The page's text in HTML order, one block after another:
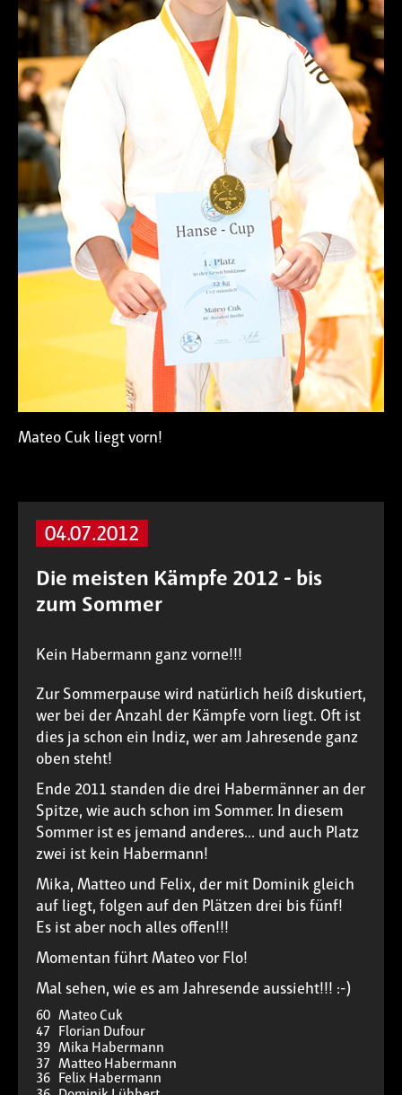
Mateo Cuk liegt vorn!
04.07.2012
Die meisten Kämpfe 2012 - bis
zum Sommer
Kein Habermann ganz vorne!!!
Zur Sommerpause wird natürlich heiß diskutiert,
wer bei der Anzahl der Kämpfe vorn liegt. Oft ist
dies ja schon ein Indiz, wer am Jahresende ganz
oben steht!
Ende 2011 standen die drei Habermänner an der
Spitze, wie auch schon im Sommer. In diesem
Sommer ist es jemand anderes... und auch Platz
zwei ist kein Habermann!
Mika, Matteo und Felix, der mit Dominik gleich
auf liegt, folgen auf den Plätzen drei bis fünf!
Es ist aber noch alles offen!!!
Momentan führt Mateo vor Flo!
Mal sehen, wie es am Jahresende aussieht!!! :-)
60 Mateo Cuk
47 Florian Dufour
39 Mika Habermann
37 Matteo Habermann
36 Felix Habermann